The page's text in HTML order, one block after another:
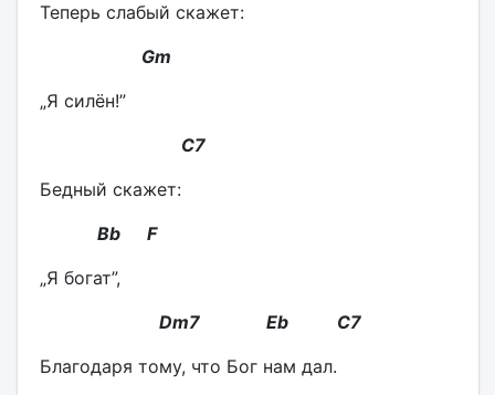
Теперь слабый скажет:
Gm
„Я силён!”
C7
Бедный скажет:
Bb F
„Я богат”,
Dm7 Eb C7
Благодаря тому, что Бог нам дал.